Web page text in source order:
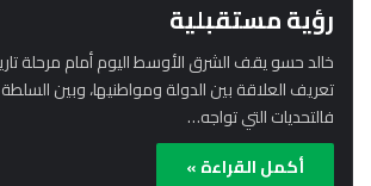
رؤية مستقبلية
خالد حسو يقف الشرق الأوسط اليوم أمام مرحلة
تعريف العلاقة بين الدولة ومواطنيها، وبين
فالتحديات التي تواجه…
أكمل القراءة »